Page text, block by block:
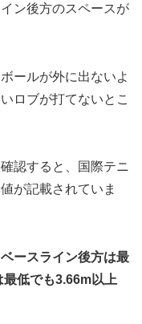
ン後方のスペースが
ールが外に出ないよ
ロブが打てないとこ
認すると、国際テニ
が記載されていま
ースライン後方は最
低でも3.66m以上